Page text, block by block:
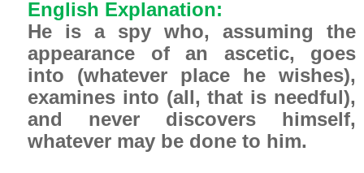
English Explanation:
He is a spy who, assuming the
appearance of an ascetic, goes
into (whatever place he wishes),
examines into (all, that is needful),
and never discovers himself,
whatever may be done to him.